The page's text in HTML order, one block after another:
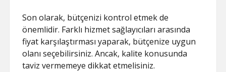
Son olarak, bütçenizi kontrol etmek de
önemlidir. Farklı hizmet sağlayıcıları arasında
fiyat karşılaştırması yaparak, bütçenize uygun
olanı seçebilirsiniz. Ancak, kalite konusunda
taviz vermemeye dikkat etmelisiniz.